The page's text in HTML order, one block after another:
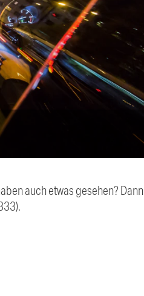
auch etwas gesehen? Dann